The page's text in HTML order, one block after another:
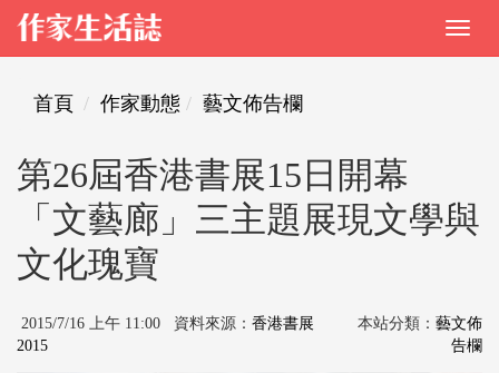
首頁 作家動態 藝文佈告欄
第26屆香港書展15日開幕
「文藝廊」三主題展現文學與
文化瑰寶
2015/7/16 上午 11:00 資料來源： 香港書展
2015
本站分類： 藝文佈
告欄